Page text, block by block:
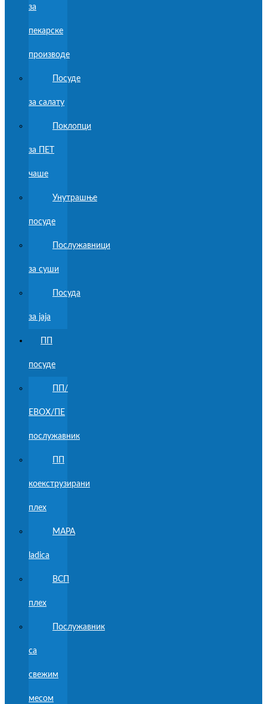
за
пекарске
производе
Посуде
за салату
Поклопци
за ПЕТ
чаше
Унутрашње
посуде
Послужавници
за суши
Посуда
за јаја
посуде
ПП/
ЕВОХ/ПЕ
послужавник
коекструзирани
плех
MAPA
ladica
ВСП
плех
Послужавник
са
свежим
месом